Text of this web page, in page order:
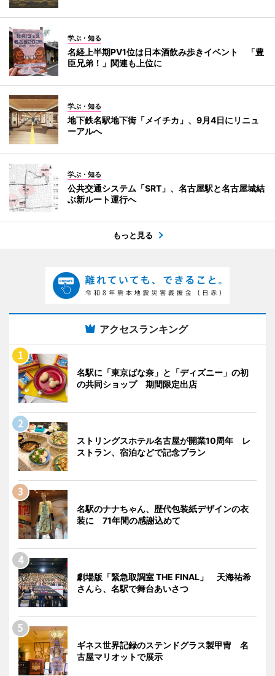
学ぶ・知る
名経上半期PV1位は日本酒飲み歩きイベント 「豊
臣兄弟！」関連も上位に
学ぶ・知る
地下鉄名駅地下街「メイチカ」、9月4日にリニュ
ーアルへ
学ぶ・知る
公共交通システム「SRT」、名古屋駅と名古屋城結
ぶ新ルート運行へ
もっと見る
アクセスランキング
名駅に「東京ばな奈」と「ディズニー」の初
の共同ショップ 期間限定出店
ストリングスホテル名古屋が開業10周年 レ
ストラン、宿泊などで記念プラン
名駅のナナちゃん、歴代包装紙デザインの衣
装に 71年間の感謝込めて
劇場版「緊急取調室 THE FINAL」 天海祐希
さんら、名駅で舞台あいさつ
ギネス世界記録のステンドグラス製甲冑 名
古屋マリオットで展示